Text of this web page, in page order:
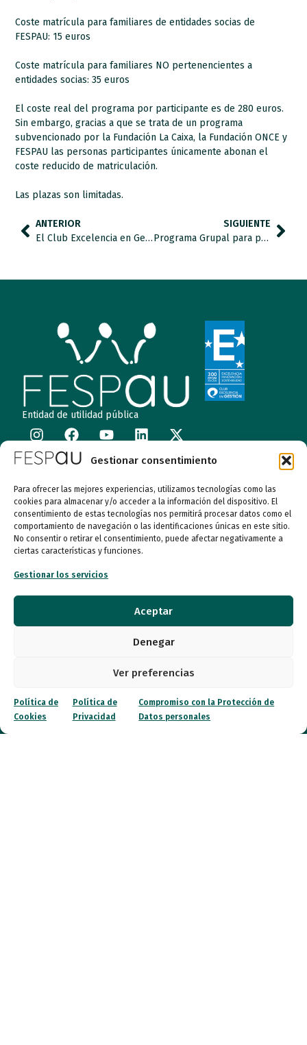
Gestionar consentimiento
Para ofrecer las mejores experiencias, utilizamos tecnologías como las
cookies para almacenar y/o acceder a la información del dispositivo. El
consentimiento de estas tecnologías nos permitirá procesar datos como el
comportamiento de navegación o las identificaciones únicas en este sitio.
No consentir o retirar el consentimiento, puede afectar negativamente a
ciertas características y funciones.
Gestionar los servicios
Aceptar
Denegar
Ver preferencias
Política de
Cookies
Política de
Privacidad
Compromiso con la Protección de
Datos personales
Coste matrícula para familiares de entidades socias de
FESPAU: 15 euros
Coste matrícula para familiares NO pertenencientes a
entidades socias: 35 euros
El coste real del programa por participante es de 280 euros.
Sin embargo, gracias a que se trata de un programa
subvencionado por la Fundación La Caixa, la Fundación ONCE y
FESPAU las personas participantes únicamente abonan el
coste reducido de matriculación.
Las plazas son limitadas.
ANTERIOR
El Club Excelencia en Gestión renueva la certificación internacional Sello EFQM 300 a la federación.
SIGUIENTE
Programa Grupal para profesionales de apoyo en riesgo de alto impacto emocional
Entidad de utilidad pública
autismo@fespau.es
Tlf.: 91 290 58 06
Atención al Público
Lunes a miércoles
09:00 a 14:00